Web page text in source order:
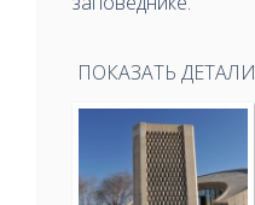
ПОКАЗАТЬ ДЕТАЛИ